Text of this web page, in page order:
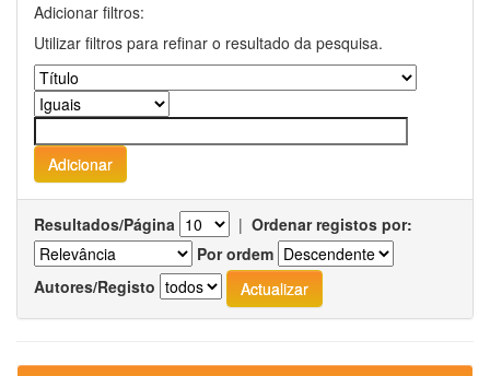
Adicionar filtros:
Utilizar filtros para refinar o resultado da pesquisa.
Resultados/Página | Ordenar registos por:
Por ordem
Autores/Registo